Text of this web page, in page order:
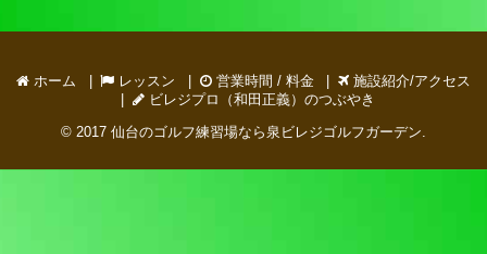
ホーム レッスン 営業時間 / 料金
施設紹介/アクセス
ビレジプロ（和田正義）のつぶやき
© 2017 仙台のゴルフ練習場なら泉ビレジゴルフガーデン.